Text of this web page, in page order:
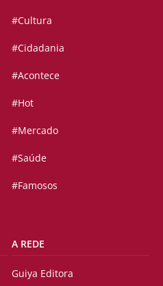
#Cultura
#Cidadania
#Acontece
#Hot
#Mercado
#Saúde
#Famosos
A REDE
Guiya Editora